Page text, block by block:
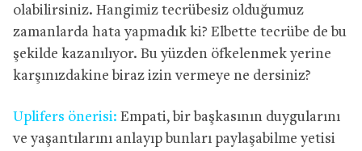
olabilirsiniz. Hangimiz tecrübesiz olduğumuz
zamanlarda hata yapmadık ki? Elbette tecrübe de bu
şekilde kazanılıyor. Bu yüzden öfkelenmek yerine
karşınızdakine biraz izin vermeye ne dersiniz?
Uplifers önerisi: Empati, bir başkasının duygularını
ve yaşantılarını anlayıp bunları paylaşabilme yetisi